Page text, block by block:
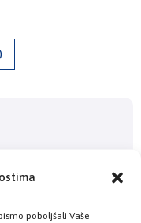
poboljšali Vaše